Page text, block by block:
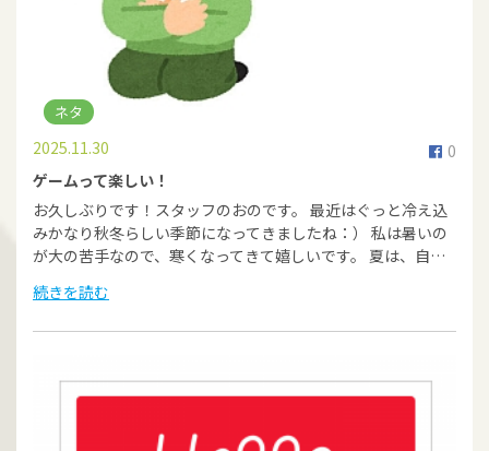
ネタ
0
2025.11.30
ゲームって楽しい！
お久しぶりです！スタッフのおのです。 最近はぐっと冷え込
みかなり秋冬らしい季節になってきましたね：） 私は暑いの
が大の苦手なので、寒くなってきて嬉しいです。 夏は、自…
続きを読む